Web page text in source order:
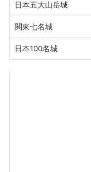
日本五大山岳城
関東七名城
日本100名城